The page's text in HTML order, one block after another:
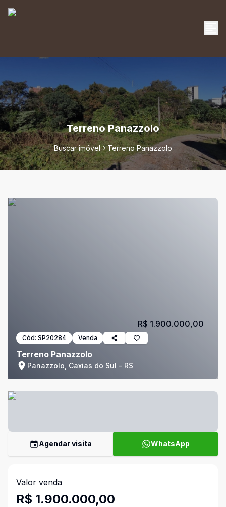
Terreno Panazzolo
Buscar imóvel Terreno Panazzolo
Cód: SP20284 Venda
Terreno Panazzolo
Panazzolo, Caxias do Sul - RS
R$ 1.900.000,00
Agendar visita WhatsApp
Valor venda
R$ 1.900.000,00